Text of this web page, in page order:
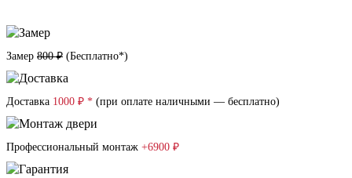
Замер 800 ₽ (Бесплатно*)
Доставка 1000 ₽ * (при оплате наличными — бесплатно)
Профессиональный монтаж +6900 ₽